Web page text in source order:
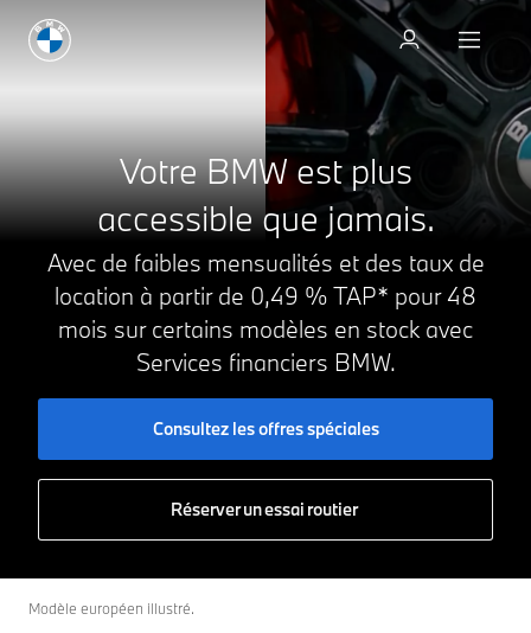
Votre BMW est plus
accessibleque jamais.
Avec de faibles mensualités et des taux de
location à partir de 0,49 % TAP* pour 48
mois sur certains modèles en stock avec
Services financiers BMW.
Consultez les offres spéciales
Réserver un essai routier
Modèle européen illustré.